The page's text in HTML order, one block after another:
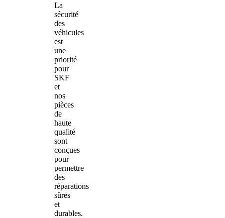
La
sécurité
des
véhicules
est
une
priorité
pour
SKF
et
nos
pièces
de
haute
qualité
sont
conçues
pour
permettre
des
réparations
sûres
et
durables.